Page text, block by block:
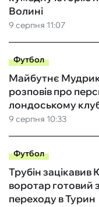
9 серпня 11:07
Волині
Футбол
9 серпня 10:33
Майбутнє
розповів про
лондоському
Футбол
Трубін
воротар готовий
переходу в Турин